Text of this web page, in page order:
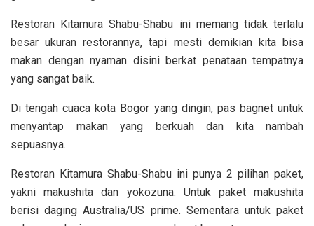
Restoran Kitamura Shabu-Shabu ini memang tidak terlalu
besar ukuran restorannya, tapi mesti demikian kita bisa
makan dengan nyaman disini berkat penataan tempatnya
yang sangat baik.
Di tengah cuaca kota Bogor yang dingin, pas bagnet untuk
menyantap makan yang berkuah dan kita nambah
sepuasnya.
Restoran Kitamura Shabu-Shabu ini punya 2 pilihan paket,
yakni makushita dan yokozuna. Untuk paket makushita
berisi daging Australia/US prime. Sementara untuk paket